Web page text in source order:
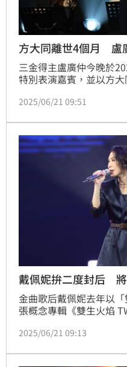
方大同離世4個月 盧
三金得主盧廣仲今晚於
特別表演嘉賓，並以方
作。與方大同有著深厚情
2025/06/21 09:51
戴佩妮拚二度封后
金曲歌后戴佩妮去年以
張概念專輯《雙生火焰
身2025 hito流行音樂獎
在家女歌手。」
2025/06/21 09:13